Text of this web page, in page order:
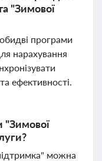
"Зимової
програми
нарахування
ефективності.
"Зимової
можна